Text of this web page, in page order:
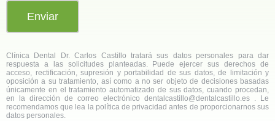
Clínica Dental Dr. Carlos Castillo tratará sus datos personales para dar
respuesta a las solicitudes planteadas. Puede ejercer sus derechos de
acceso, rectificación, supresión y portabilidad de sus datos, de limitación y
oposición a su tratamiento, así como a no ser objeto de decisiones basadas
únicamente en el tratamiento automatizado de sus datos, cuando procedan,
en la dirección de correo electrónico dentalcastillo@dentalcastillo.es . Le
recomendamos que lea la política de privacidad antes de proporcionarnos sus
datos personales.